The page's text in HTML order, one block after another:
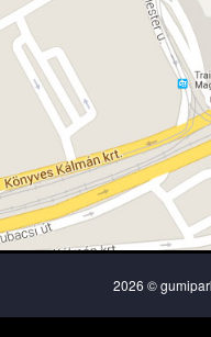
2026 ©